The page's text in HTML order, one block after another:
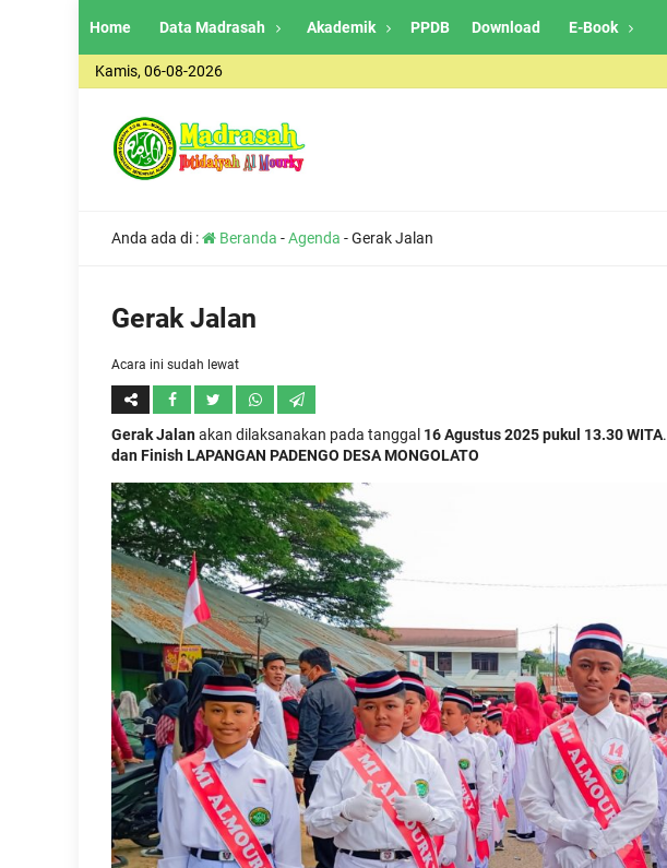
Home Data Madrasah Akademik PPDB Download E-Book
Kamis, 06-08-2026
Anda ada di : Beranda -Agenda -Gerak Jalan
Gerak Jalan
Acara ini sudah lewat
Gerak Jalanakan dilaksanakan pada tanggal 16 Agustus 2025 pukul 13.30 WITA.
dan Finish LAPANGAN PADENGO DESA MONGOLATO